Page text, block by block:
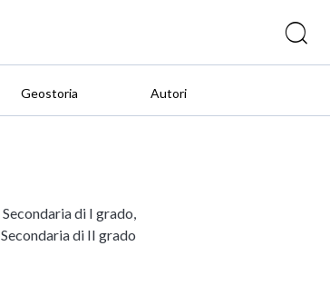
Geostoria Autori
Secondaria di I grado,
Secondaria di II grado